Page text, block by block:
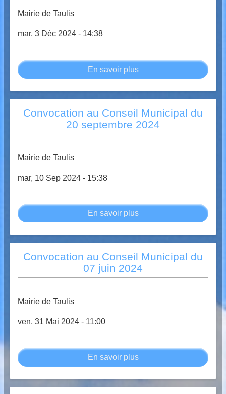
Mairie de Taulis
mar, 3 Déc 2024 - 14:38
En savoir plussur
Convocation
au
Municipal
du
Convocation au Conseil Municipal du
20 septembre 2024
Mairie de Taulis
mar, 10 Sep 2024 - 15:38
En savoir plussur
Convocation
au
Municipal
du
Convocation au Conseil Municipal du
07 juin 2024
Mairie de Taulis
ven, 31 Mai 2024 - 11:00
En savoir plussur
Convocation
au